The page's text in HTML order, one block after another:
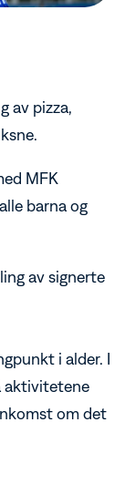
av pizza,
MFK
barna og
av signerte
i alder. I
aktivitetene
om det